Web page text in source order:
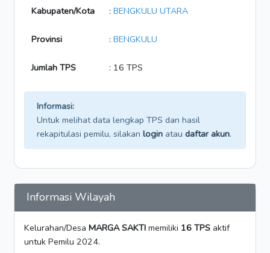
Kabupaten/Kota : BENGKULU UTARA
Provinsi : BENGKULU
Jumlah TPS : 16 TPS
Informasi:
Untuk melihat data lengkap TPS dan hasil
rekapitulasi pemilu, silakan login atau daftar akun.
Informasi Wilayah
Kelurahan/Desa MARGA SAKTI memiliki 16 TPS aktif
untuk Pemilu 2024.